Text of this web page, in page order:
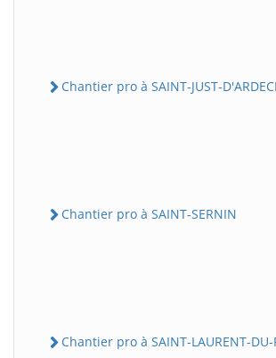
Chantier pro à SAINT-JUST-
Chantier pro à SAINT-SERNIN
Chantier pro à SAINT-LAURENT-DU-